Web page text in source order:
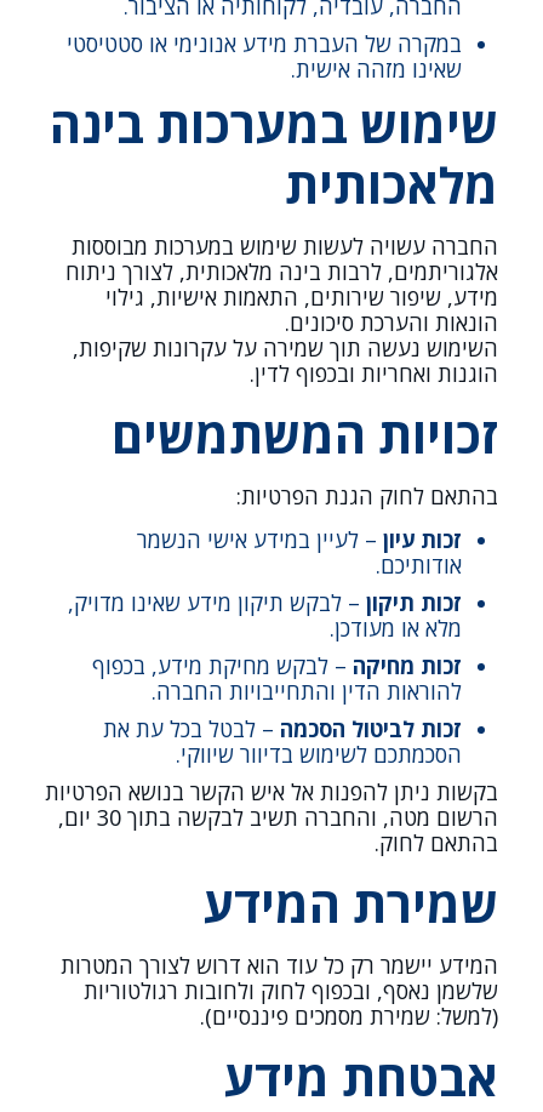
החברה, עובדיה, לקוחותיה או הציבור.
במקרה של העברת מידע אנונימי או סטטיסטי
שאינו מזהה אישית.
שימוש במערכות בינה
מלאכותית
החברה עשויה לעשות שימוש במערכות מבוססות
אלגוריתמים, לרבות בינה מלאכותית, לצורך ניתוח
מידע, שיפור שירותים, התאמות אישיות, גילוי
הונאות והערכת סיכונים.
השימוש נעשה תוך שמירה על עקרונות שקיפות,
הוגנות ואחריות ובכפוף לדין.
זכויות המשתמשים
בהתאם לחוק הגנת הפרטיות:
זכות עיון– לעיין במידע אישי הנשמר
אודותיכם.
זכות תיקון– לבקש תיקון מידע שאינו מדויק,
מלא או מעודכן.
זכות מחיקה – לבקש מחיקת מידע, בכפוף
להוראות הדין והתחייבויות החברה.
זכות לביטול הסכמה – לבטל בכל עת את
הסכמתכם לשימוש בדיוור שיווקי.
בקשות ניתן להפנות אל איש הקשר בנושא הפרטיות
הרשום מטה, והחברה תשיב לבקשה בתוך 30 יום,
בהתאם לחוק.
שמירת המידע
המידע יישמר רק כל עוד הוא דרוש לצורך המטרות
שלשמן נאסף, ובכפוף לחוק ולחובות רגולטוריות
(למשל: שמירת מסמכים פיננסיים).
אבטחת מידע